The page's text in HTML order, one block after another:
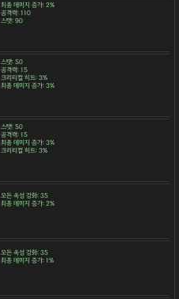
최종 데미지 증가: 2%
공격력: 110
스탯: 90
스탯: 50
공격력: 15
크리티컬 히트: 3%
최종 데미지 증가: 3%
스탯: 50
공격력: 15
최종 데미지 증가: 3%
크리티컬 히트: 3%
모든 속성 강화: 35
최종 데미지 증가: 2%
모든 속성 강화: 35
최종 데미지 증가: 1%